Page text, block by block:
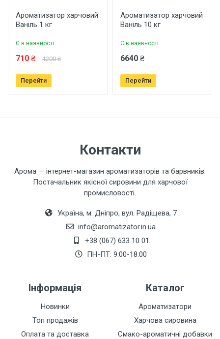
Рейтинг
Ваше ім'я
Залишити відгук
Ароматизатор харчовий
Ваніль 1 кг
Є в наявності
710 ₴ 1200 ₴
Перейти
Ароматизатор харчовий
Ваніль 10 кг
Є в наявності
6640 ₴
Перейти
Контакти
Арома — інтернет-магазин ароматизаторів та барвників.
Постачальник якісної сировини для харчової
промисловості.
Україна, м. Дніпро, вул. Радіщева, 7
info@aromatizator.in.ua
+38 (067) 633 10 01
ПН-ПТ: 9:00-18:00
Інформація
Новинки
Топ продажів
Оплата та доставка
Каталог
Ароматизатори
Харчова сировина
Смако-ароматичні добавки